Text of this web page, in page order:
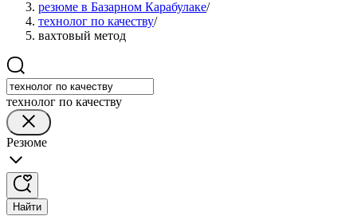
резюме в Базарном Карабулаке/
технолог по качеству/
вахтовый метод
технолог по качеству
Резюме
Найти